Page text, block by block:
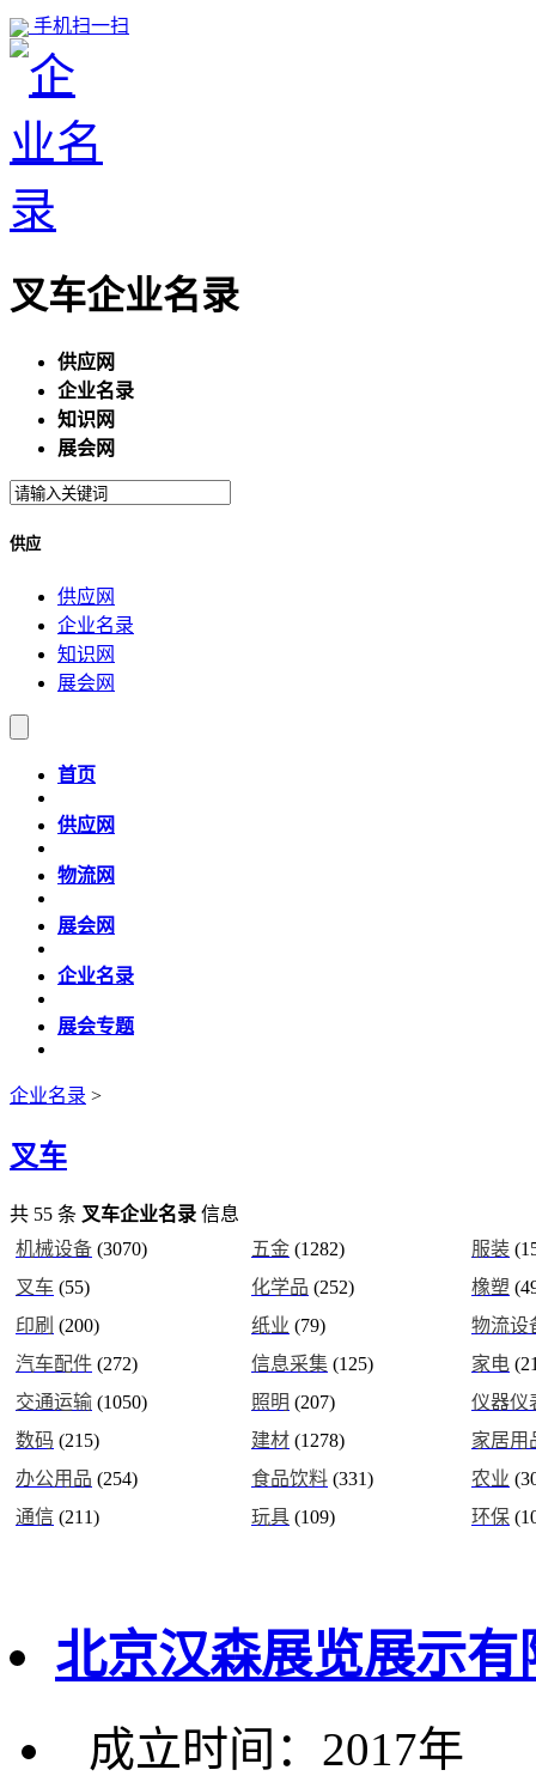
手机扫一扫
叉车企业名录
供应网
企业名录
知识网
展会网
供应
供应网
企业名录
知识网
展会网
首页
供应网
物流网
展会网
企业名录
展会专题
企业名录 >
叉车
共 55 条 叉车企业名录 信息
机械设备 (3070) 五金 (1282) 服装
叉车 (55) 化学品 (252) 橡塑
印刷 (200) 纸业 (79)
物流设
汽车配件 (272) 信息采集 (125) 家电
交通运输 (1050) 照明 (207)
仪器仪
数码 (215) 建材 (1278)
家居用
办公用品 (254) 食品饮料 (331) 农业
通信 (211) 玩具 (109) 环保
北京汉森展览展示有
成立时间：2017年